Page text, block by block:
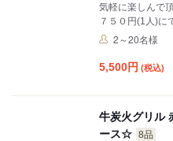
気軽に楽しんで頂
７５０円(1人)に
す。 お電話にてお申し付けください。 （ 当日のご注文2～20名様
5,500円 (税込)
牛炭火グリル
ース☆ 8品